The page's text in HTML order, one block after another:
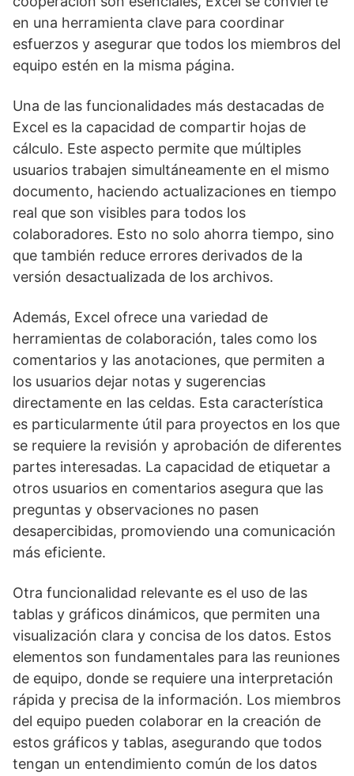
en una herramienta clave para coordinar
esfuerzos y asegurar que todos los miembros del
equipo estén en la misma página.
Una de las funcionalidades más destacadas de
Excel es la capacidad de compartir hojas de
cálculo. Este aspecto permite que múltiples
usuarios trabajen simultáneamente en el mismo
documento, haciendo actualizaciones en tiempo
real que son visibles para todos los
colaboradores. Esto no solo ahorra tiempo, sino
que también reduce errores derivados de la
versión desactualizada de los archivos.
Además, Excel ofrece una variedad de
herramientas de colaboración, tales como los
comentarios y las anotaciones, que permiten a
los usuarios dejar notas y sugerencias
directamente en las celdas. Esta característica
es particularmente útil para proyectos en los que
se requiere la revisión y aprobación de diferentes
partes interesadas. La capacidad de etiquetar a
otros usuarios en comentarios asegura que las
preguntas y observaciones no pasen
desapercibidas, promoviendo una comunicación
más eficiente.
Otra funcionalidad relevante es el uso de las
tablas y gráficos dinámicos, que permiten una
visualización clara y concisa de los datos. Estos
elementos son fundamentales para las reuniones
de equipo, donde se requiere una interpretación
rápida y precisa de la información. Los miembros
del equipo pueden colaborar en la creación de
estos gráficos y tablas, asegurando que todos
tengan un entendimiento común de los datos